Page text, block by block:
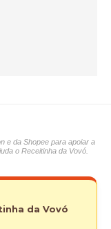
e da Shopee para apoiar a
o Receitinha da Vovó.
da Vovó